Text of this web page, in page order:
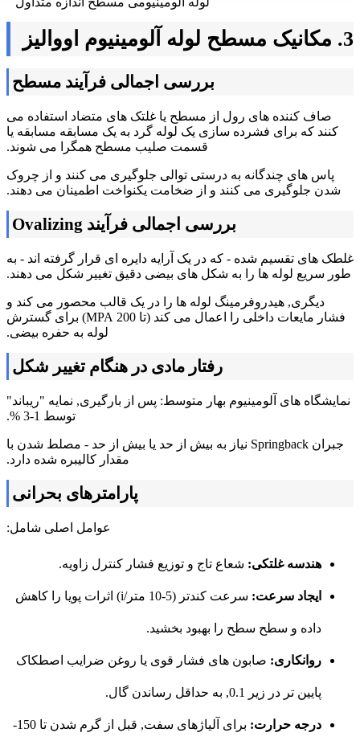
3. مکانیک مسطح لوله آلومینیوم اووالیز
بررسی اجمالی فرآیند مسطح
صاف کننده های رول از مسطح یا غلتک های متضاد استفاده می
کنند که برای فشرده سازی یک لوله گرد به یک مسابقه مسابقه یا
قسمت صلیب مسطح همگرا می شوند.
پاس های چندگانه به درستی توالی جلوگیری می کنند و از چروک
شدن جلوگیری می کنند و از ضخامت یکنواخت اطمینان می دهند.
بررسی اجمالی فرآیند Ovalizing
غلطک های تقسیم شده - که در یک آرایه دایره ای قرار گرفته اند - به
طور سریع لوله ها را به شکل های بیضی دقیق تغییر شکل می دهند.
دیگری, هیدروفرمینگ لوله ها را در یک قالب محصور می کند و
فشار مایعات داخلی را اعمال می کند (تا 200 MPA) برای گسترش
لوله به حفره بیضی.
رفتار مادی در هنگام تغییر شکل
نمایشگاه های آلومینیوم بهار متوسط: پس از بارگیری, نمایه "ریباند"
توسط 1-3 %.
جبران Springback نیاز به بیش از حد یا بیش از حد - مصلط شدن با
مقدار کالیبره شده دارد.
پارامترهای بحرانی
عوامل اصلی شامل:
هندسه غلتکی: شعاع تاج و توزیع فشار کنترل زاویه.
ایجاد سرعت: سرعت کندتر (5-10 متر/i) اثرات پویا را کاهش
داده و سطح سطح را بهبود بخشید.
روانکاری: صابون های فشار قوی یا روغن ضرایب اصطکاک
پایین تر در زیر 0.1, به حداقل رساندن گال.
درجه حرارت: برای آلیاژهای سفت, قبل از گرم شدن تا 150-